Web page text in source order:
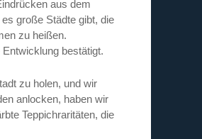
aus dem
große Städte gibt, die
zu heißen.
bestätigt.
zu holen, und wir
anlocken, haben wir
Teppichraritäten, die